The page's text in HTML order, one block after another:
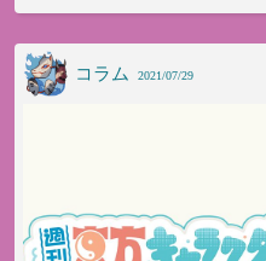
コラム 2021/07/29